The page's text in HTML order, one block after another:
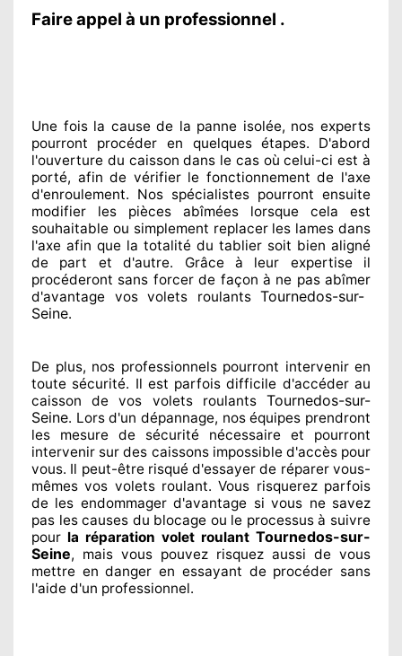
Faire appel à un professionnel .
Une fois la causede la panne isolée, nos experts
pourront procéder
en quelques étapes. D'abord
l'ouverture du caisson dans le cas où celui-ci est à
porté, afin de vérifier le fonctionnement de l'axe
d'enroulement. Nos spécialistes pourront ensuite
modifier les pièces abîmées lorsque cela est
souhaitable ou simplement replacerles lames dans
l'axe afin que la totalité du tablier soit bien aligné
de part et d'autre. Grâce à leur expertiseil
procéderont sans forcer de façon à ne pas abîmer
d'avantage vos volets roulantsTournedos-sur-
Seine.
De plus, nos professionnelspourront interveniren
toute sécurité. Il est parfois difficile d'accéder au
caisson de vos volets roulants Tournedos-sur-
Seine. Lors d'un dépannage, nos équipes prendront
les mesure de sécurité nécessaire et pourront
intervenir sur des caissons impossible d'accès pour
vous. Il peut-être risquéd'essayer de réparervous-
mêmes vos volets roulant. Vous risquerez parfois
de les endommagerd'avantage si vous ne savez
pas les causes du blocage ou le processus à suivre
pour la réparation volet roulant Tournedos-sur-
Seine, mais vous pouvez risquez aussi de vous
mettre en danger en essayant de procéder sans
l'aide d'un professionnel.